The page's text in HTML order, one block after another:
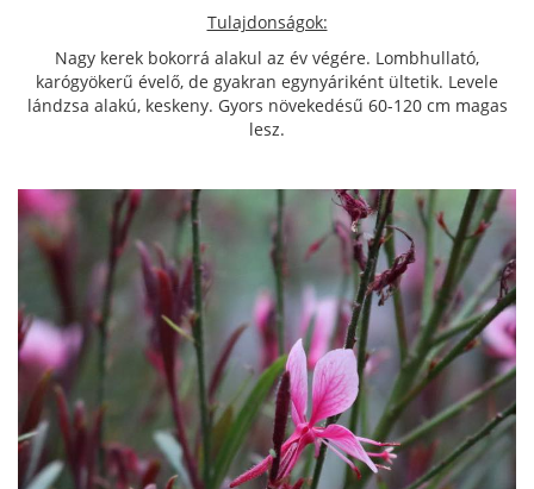
Tulajdonságok:
Nagy kerek bokorrá alakul az év végére. Lombhullató,
karógyökerű évelő, de gyakran egynyáriként ültetik. Levele
lándzsa alakú, keskeny. Gyors növekedésű 60-120 cm magas
lesz.